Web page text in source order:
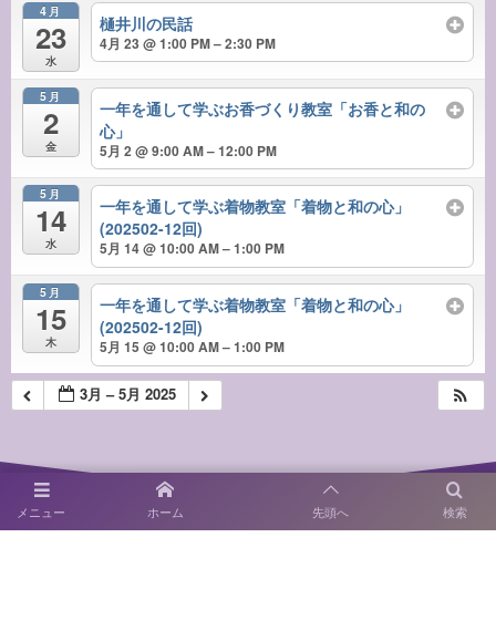
4月
23
水
樋井川の民話
4月 23 @ 1:00 PM – 2:30 PM
5月
2
金
一年を通して学ぶお香づくり教室「お香と和の
心」
5月 2 @ 9:00 AM – 12:00 PM
5月
14
水
一年を通して学ぶ着物教室「着物と和の心」
(202502-12回)
5月 14 @ 10:00 AM – 1:00 PM
5月
15
木
一年を通して学ぶ着物教室「着物と和の心」
(202502-12回)
5月 15 @ 10:00 AM – 1:00 PM
3月 – 5月 2025
メニュー 検索
ホーム 先頭へ